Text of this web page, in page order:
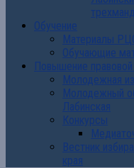
Обучение
Материалы
Обучающие
Повышение
Молодежная
Молодежный
Лабинская
Конкурсы
Вестник
края